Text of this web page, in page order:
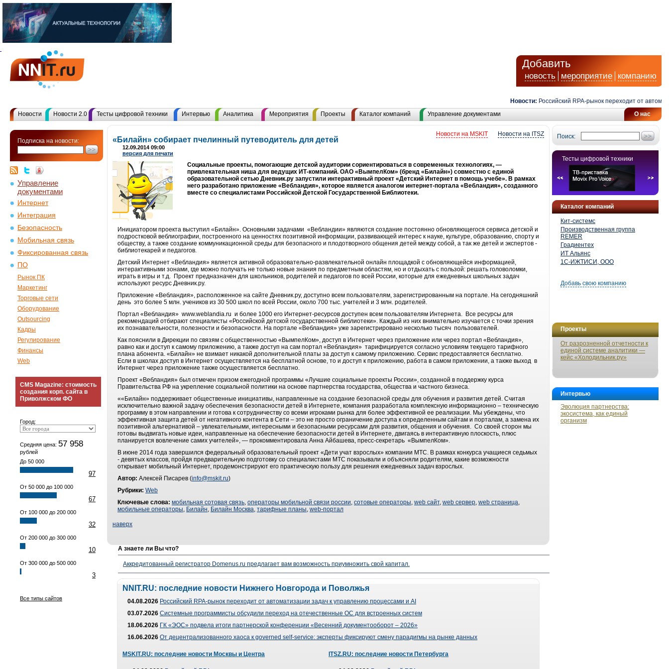
Добавить
новость мероприятие компанию
Новости: Российский RPA-рынок переходит от
О нас
Новости Новости 2.0 Тесты цифровой техники Интервью Аналитика Мероприятия Проекты Каталог компаний Управление документами
Подписка на новости:
Управление
документами
Интернет
Интеграция
Безопасность
Мобильная связь
Фиксированная связь
ПО
Рынок ПК
Маркетинг
Торговые сети
Оборудование
Outsourcing
Кадры
Регулирование
Финансы
Web
CMS Magazine: стоимость
создания корп. сайта в
Приволжском ФО
Город:
Средняя цена: 57 958
рублей
До 50 000
97
От 50 000 до 100 000
67
От 100 000 до 200 000
32
От 200 000 до 300 000
10
От 300 000 до 500 000
3
Все типы сайтов
Поиск:
Тесты цифровой техники
Каталог компаний
Кит-системс
Производственная группа
REMER
Градиентех
ИТ Альянс
1С-ИЖТИСИ, ООО
Добавь свою компанию
Проекты
От разрозненной отчетности к
единой системе аналитики —
кейс «Холодильник.ру»
Интервью
Эволюция партнерства:
экосистема, как единый
организм
Новости на ITSZ
Новости на MSKIT
«Билайн» собирает пчелинный путеводитель для детей
12.09.2014 09:00
версия для печати
Социальные проекты, помогающие детской аудитории сориентироваться в современных технологиях, —
привлекательная ниша для ведущих ИТ-компаний. ОАО «ВымпелКом» (бренд «Билайн») совместно с единой
образовательной сетью Дневник.ру запустили интерактивный проект «Детский Интернет в помощь учебе». В рамках
него разработано приложение «Вебландия», которое является аналогом интернет-портала «Вебландия», созданного
вместе со специалистами Российской Детской Государственной Библиотеки.
Инициатором проекта выступил «Билайн». Основными задачами «Вебландии» являются создание постоянно обновляющегося сервиса детской и
подростковой веблиографии, построенного на ценностях позитивной информации, развивающей интерес к науке, культуре, образованию, спорту и
обществу, а также создание коммуникационной среды для безопасного и плодотворного общения детей между собой, а так же детей и экспертов -
библиотекарей и педагогов.
Детский Интернет «Вебландия» является активной образовательно-развлекательной онлайн площадкой с обновляющейся информацией,
интерактивными зонами, где можно получать не только новые знания по предметным областям, но и отдыхать с пользой: решать головоломки,
играть в игры и т.д. Проект предназначен для школьников, родителей и педагогов по всей России, которые для ежедневных школьных задач
используют ресурс Дневник.ру.
Приложение «Вебландия», расположенное на сайте Дневник.ру, доступно всем пользователям, зарегистрированным на портале. На сегодняшний
день это более 5 млн. учеников из 30 500 школ по всей России, около 700 тыс. учителей и 3 млн. родителей.
Портал «Вебландия» www.weblandia.ru и более 1000 его Интернет-ресурсов доступен всем пользователям Интернета. Все ресурсы для
рекомендаций отбирают специалисты «Российской детской государственной библиотеки». Каждый из них внимательно изучается с точки зрения
их познавательности, полезности и безопасности. На портале «Вебландия» уже зарегистрировано несколько тысяч пользователей.
Как пояснили в Дирекции по связям с общественностью «ВымпелКом», доступ в Интернет через приложение или через портал «Вебландия»,
равно как и доступ к самому приложению, а также доступ на сам портал «Вебландия» тарифицируется согласно условиям текущего тарифного
плана абонента. «Билайн» не взимает никакой дополнительной платы за доступ к самому приложению. Сервис предоставляется бесплатно.
Если в школах доступ в Интернет осуществляется на бесплатной основе, то и доступ к приложению, работа в самом приложении, а также выход в
Интернет через приложение также осуществляется бесплатно.
Проект «Вебландия» был отмечен призом ежегодной программы «Лучшие социальные проекты России», созданной в поддержку курса
Правительства РФ на укрепление социальной политики на основе партнерства государства, общества и частного бизнеса.
««Билайн» поддерживает общественные инициативы, направленные на создание безопасной среды для обучения и развития детей. Считая
исключительно важной задачу обеспечения безопасности детей в Интернете, компания разработала комплексную информационно – техническую
программу в этом направлении и готова к сотрудничеству со всеми игроками рынка для более эффективной ее реализации. Мы убеждены, что
эффективная защита детей от негативного контента в Сети – это не просто ограничение доступа к определенным сайтам и порталам, а замена их
позитивной альтернативой – увлекательными, интересными и безопасными ресурсами для развития, общения и обучения. Со своей сторон мы
готовы выдвигать новые идеи, направленные на обеспечение безопасности детей в Интернете, двигаясь в интерактивную плоскость, плюс
планируется вовлечение самих учителей», — прокомментировала Анна Айбашева, пресс-секретарь «ВымпелКом».
В июне 2014 года завершился федеральный образовательный проект «Дети учат взрослых» компании МТС. В рамках конкурса учащиеся седьмых
- девятых классов, пройдя предварительную подготовку со специалистами МТС показывали и объясняли родителям, какие возможности
открывает мобильный Интернет, продемонстрируют его практическую пользу для решения ежедневных задач взрослых.
Автор: Алексей Писарев (info@mskit.ru)
Рубрики: Web
Ключевые слова: мобильная сотовая связь, операторы мобильной связи россии, сотовые операторы, web сайт, web сервер, web страница,
мобильные операторы, Билайн, Билайн Москва, тарифные планы, web-портал
наверх
А знаете ли Вы что?
Аккредитованный регистратор Domenus.ru предлагает вам возможность приумножить свой капитал.
NNIT.RU: последние новости Нижнего Новгорода и Поволжья
04.08.2026 Российский RPA-рынок переходит от автоматизации задач к управлению процессами и AI
03.07.2026 Системные программисты обсудили переход на отечественные ОС для встроенных систем
18.06.2026 ГК «ЭОС» подвела итоги партнерской конференции «Весенний документооборот – 2026»
16.06.2026 От децентрализованного хаоса к governed self-service: эксперты фиксируют смену парадигмы на рынке данных
MSKIT.RU: последние новости Москвы и Центра ITSZ.RU: последние новости Петербурга